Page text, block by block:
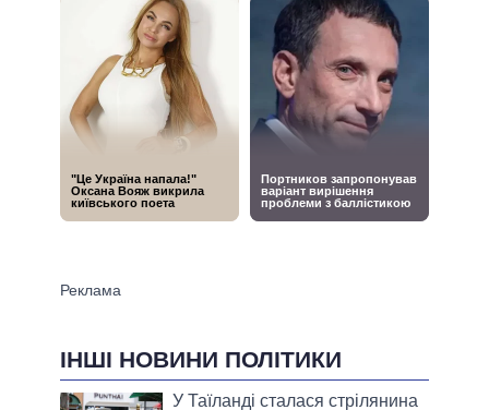
ІНШІ НОВИНИ ПОЛІТИКИ
У Таїланді сталася стрілянина